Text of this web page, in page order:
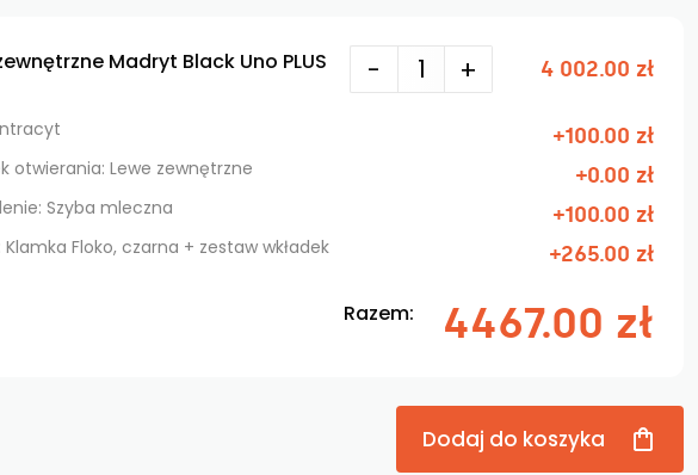
Madryt Black Uno PLUS - + 4 002.00 zł
+100.00 zł
otwierania: Lewe zewnętrzne +0.00 zł
Szyba mleczna +100.00 zł
Klamka Floko, czarna + zestaw wkładek +265.00 zł
Razem: 4467.00 zł
Dodaj do koszyka